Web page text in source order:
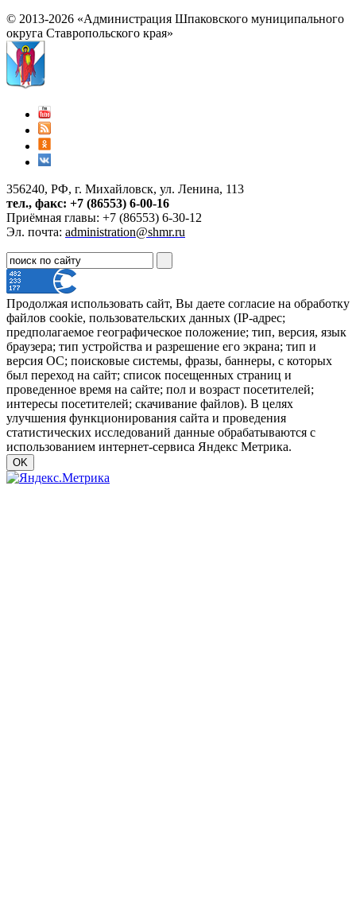
© 2013-2026 «Администрация Шпаковского муниципального
округа Ставропольского края»
356240, РФ, г. Михайловск, ул. Ленина, 113
тел., факс: +7 (86553) 6-00-16
Приёмная главы: +7 (86553) 6-30-12
Эл. почта: administration@shmr.ru
Продолжая использовать сайт, Вы даете согласие на обработку
файлов cookie, пользовательских данных (IP-адрес;
предполагаемое географическое положение; тип, версия, язык
браузера; тип устройства и разрешение его экрана; тип и
версия ОС; поисковые системы, фразы, баннеры, с которых
был переход на сайт; список посещенных страниц и
проведенное время на сайте; пол и возраст посетителей;
интересы посетителей; скачивание файлов). В целях
улучшения функционирования сайта и проведения
статистических исследований данные обрабатываются с
использованием интернет-сервиса Яндекс Метрика.
OK